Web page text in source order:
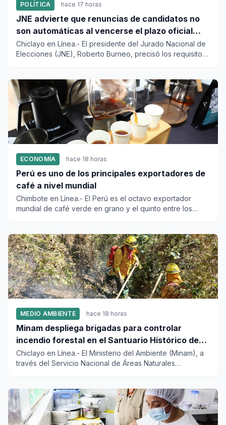
POLÍTICA hace 17 horas
JNE advierte que renuncias de candidatos no
son automáticas al vencerse el plazo oficial
este 5 de agosto
Chiclayo en Línea.- El presidente del Jurado Nacional de
Elecciones (JNE), Roberto Burneo, precisó los requisitos
ECONOMÍA hace 18 horas
Perú es uno de los principales exportadores de
café a nivel mundial
Chimbote en Línea.- El Perú es el octavo exportador
mundial de café verde en grano y el quinto entre los
MEDIO AMBIENTE hace 18 horas
Minam despliega brigadas para controlar
incendio forestal en el Santuario Histórico de
Machupicchu
Chiclayo en Línea.- El Ministerio del Ambiente (Minam), a
través del Servicio Nacional de Áreas Naturales